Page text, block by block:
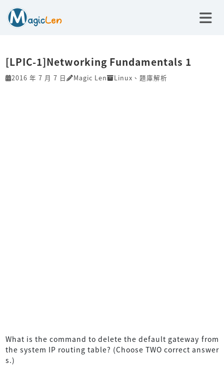
[LPIC-1]Networking Fundamentals 1
2016 年 7 月 7 日 Magic Len Linux 、 題庫解析
What is the command to delete the default gateway from
the system IP routing table? (Choose TWO correct answer
s.)